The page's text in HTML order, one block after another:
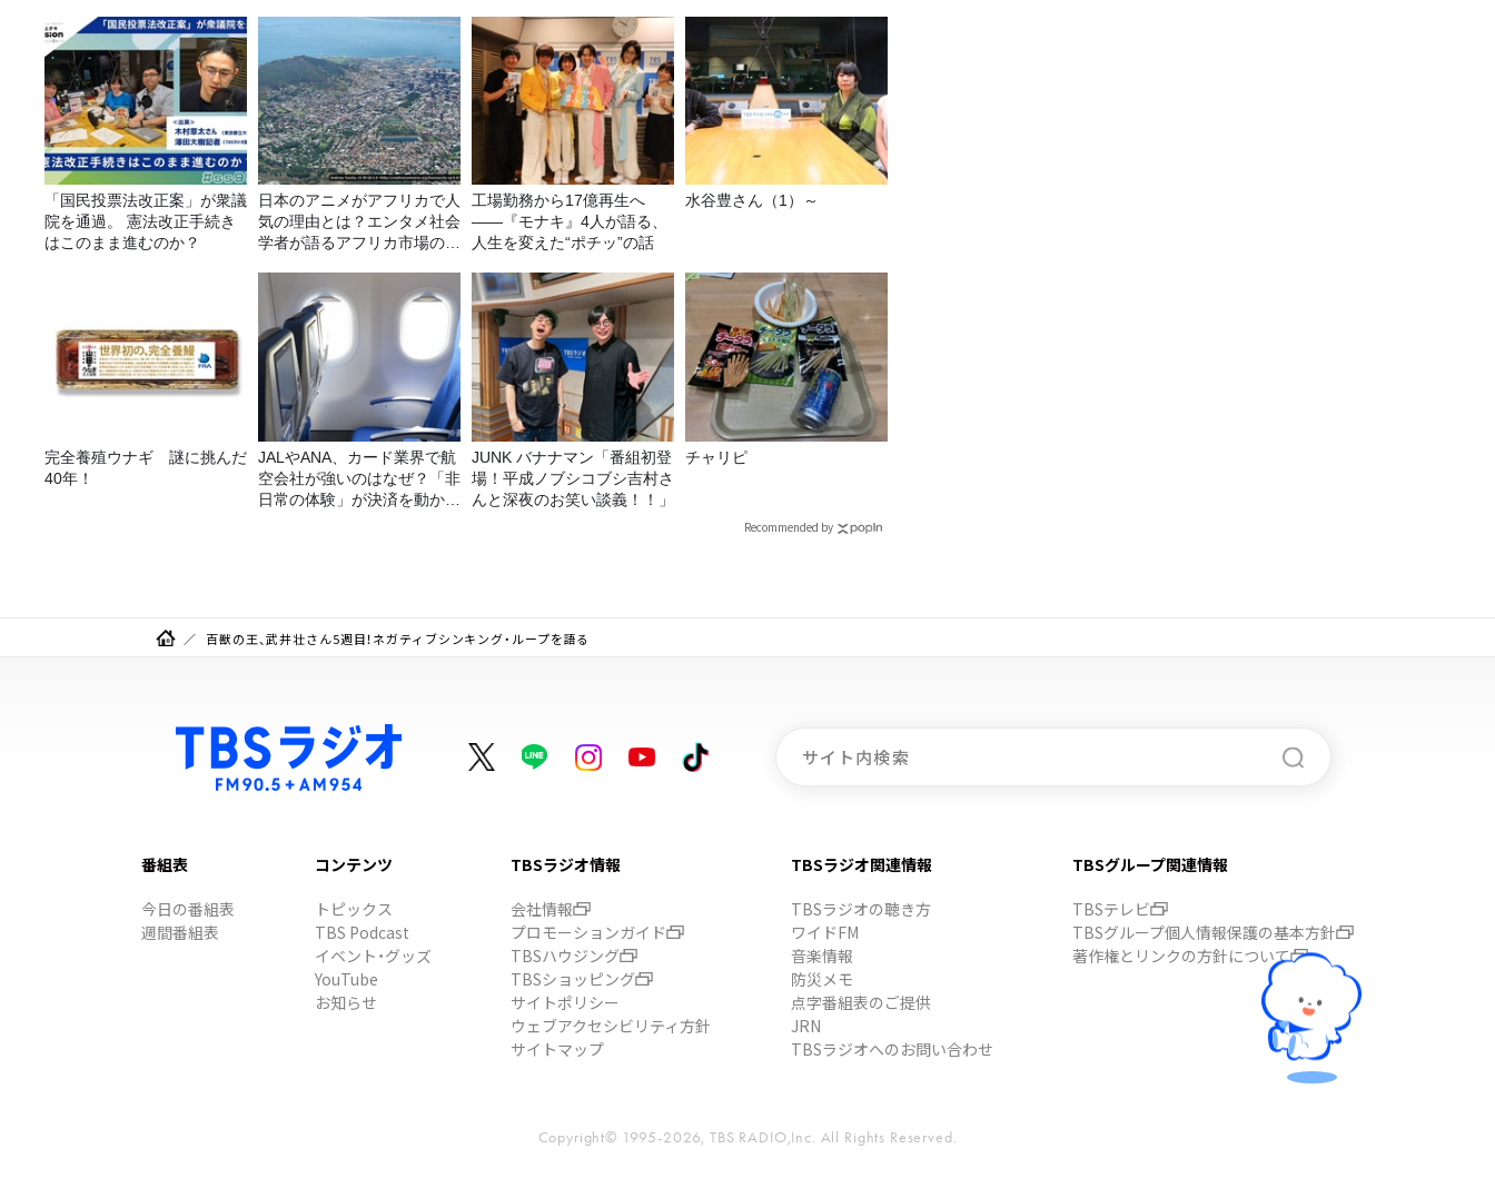
「国民投票法改正案」が衆議
院を通過。 憲法改正手続き
はこのまま進むのか？
日本のアニメがアフリカで人
気の理由とは？エンタメ社会
学者が語るアフリカ市場のリ
工場勤務から17億再生へ
——『モナキ』4人が語る、
人生を変えた“ポチッ”の話
水谷豊さん（1）～
完全養殖ウナギ 謎に挑んだ
40年！
JALやANA、カード業界で航
空会社が強いのはなぜ？「非
日常の体験」が決済を動かす
JUNK バナナマン「番組初登
場！平成ノブシコブシ吉村さ
んと深夜のお笑い談義！！」
チャリピ
Recommended by
百獣の王、武井壮さん5週目！ネガティブシンキング・ループを語る
番組表
今日の番組表
週間番組表
コンテンツ
トピックス
TBS Podcast
イベント・グッズ
YouTube
お知らせ
TBSラジオ情報
会社情報
プロモーションガイド
TBSハウジング
TBSショッピング
サイトポリシー
ウェブアクセシビリティ方針
サイトマップ
TBSラジオ関連情報
TBSラジオの聴き方
ワイドFM
音楽情報
防災メモ
点字番組表のご提供
JRN
TBSラジオへのお問い合わせ
TBSグループ関連情報
TBSテレビ
TBSグループ個人情報保護の基本方針
著作権とリンクの方針について
Copyright© 1995-2026, TBS RADIO,Inc. All Rights Reserved.